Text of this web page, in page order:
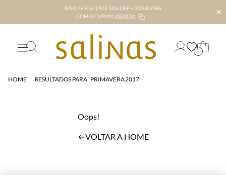
NÃO PERCA! | ATÉ 50% OFF + 20% EXTRA
COM O CUPOM 20EXTRA ✕
HOME RESULTADOS PARA "PRIMAVERA 2017"
Oops!
←VOLTAR A HOME